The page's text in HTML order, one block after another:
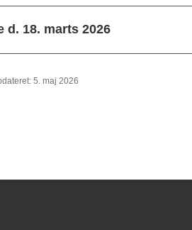
d. 18. marts 2026
5. maj 2026